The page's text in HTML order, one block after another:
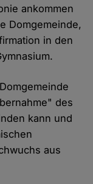
ankommen
Domgemeinde,
in den
des
kann und
aus